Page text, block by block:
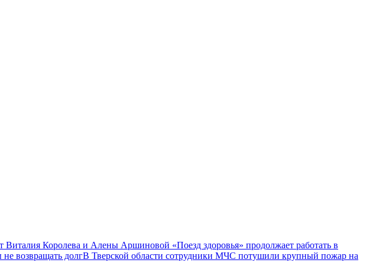
Виталия Королева и Алены Аршиновой «Поезд здоровья» продолжает работать в
возвращать долгВ Тверской области сотрудники МЧС потушили крупный пожар на